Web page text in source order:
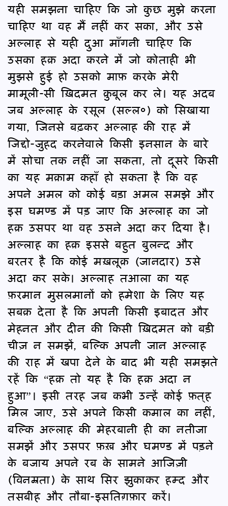
यही समझना चाहिए कि जो कुछ मुझे करना
चाहिए था वह मैं नहीं कर सका, और उसे
अल्लाह से यही दुआ माँगनी चाहिए कि
उसका हक़ अदा करने में जो कोताही भी
मुझसे हुई हो उसको माफ़ करके मेरी
मामूली-सी ख़िदमत क़ुबूल कर ले। यह अदब
जब अल्लाह के रसूल (सल्ल०) को सिखाया
गया, जिनसे बढ़कर अल्लाह की राह में
जिद्दो-जुहद करनेवाले किसी इनसान के बारे
में सोचा तक नहीं जा सकता, तो दूसरे किसी
का यह मक़ाम कहाँ हो सकता है कि वह
अपने अमल को कोई बड़ा अमल समझे और
इस घमण्ड में पड़ जाए कि अल्लाह का जो
हक़ उसपर था वह उसने अदा कर दिया है।
अल्लाह का हक़ इससे बहुत बुलन्द और
बरतर है कि कोई मख़लूक़ (जानदार) उसे
अदा कर सके। अल्लाह तआला का यह
फ़रमान मुसलमानों को हमेशा के लिए यह
सबक़ देता है कि अपनी किसी इबादत और
मेहनत और दीन की किसी ख़िदमत को बड़ी
चीज़ न समझें, बल्कि अपनी जान अल्लाह
की राह में खपा देने के बाद भी यही समझते
रहें कि “हक़ तो यह है कि हक़ अदा न
हुआ”। इसी तरह जब कभी उन्हें कोई फ़त्‌ह
मिल जाए, उसे अपने किसी कमाल का नहीं,
बल्कि अल्लाह की मेहरबानी ही का नतीजा
समझें और उसपर फ़ख़्र और घमण्ड में पड़ने
के बजाय अपने रब के सामने आजिज़ी
(विनम्रता) के साथ सिर झुकाकर हम्द और
तसबीह और तौबा-इसतिग़फ़ार करें।